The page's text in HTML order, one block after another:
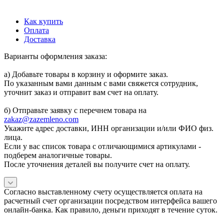
Как купить
Оплата
Доставка
Варианты оформления заказа:
а) Добавьте товары в корзину и оформите заказ.
По указанным вами данным с вами свяжется сотрудник,
уточнит заказ и отправит вам счет на оплату.
б) Отправьте заявку с перечнем товара на
zakaz@zazemleno.com
Укажите адрес доставки, ИНН организации и/или ФИО физ.
лица.
Если у вас список товара с отличающимися артикулами -
подберем аналогичные товары.
После уточнения деталей вы получите счет на оплату.
Согласно выставленному счету осуществляется оплата на
расчетный счет организации посредством интерфейса вашего
онлайн-банка. Как правило, деньги приходят в течение суток.